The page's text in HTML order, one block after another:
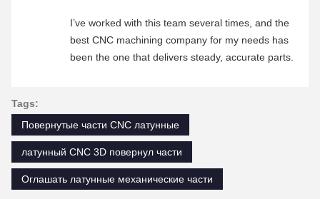
I’ve worked with this team several times, and the
best CNC machining company for my needs has
been the one that delivers steady, accurate parts.
Tags:
Повернутые части CNC латунные
латунный CNC 3D повернул части
Оглашать латунные механические части